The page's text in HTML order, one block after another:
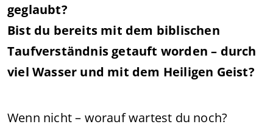
geglaubt?
Bist du bereits mit dem biblischen
Taufverständnis getauft worden – durch
viel Wasser und mit dem Heiligen Geist?
Wenn nicht – worauf wartest du noch?